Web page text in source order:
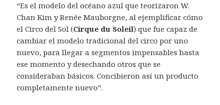
“Es el modelo del océano azul que teorizaron W.
Chan Kim y Renée Mauborgne, al ejemplificar cómo
el Circo del Sol (Cirque du Soleil) que fue capaz de
cambiar el modelo tradicional del circo por uno
nuevo, para llegar a segmentos impensables hasta
ese momento y desechando otros que se
consideraban básicos. Concibieron así un producto
completamente nuevo”.